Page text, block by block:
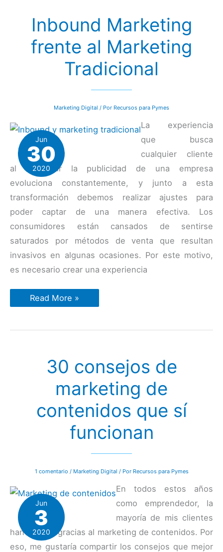
Inbound Marketing
frente al Marketing
Tradicional
Marketing Digital / Por Recursos para Pymes
Jun
30
2020
La experiencia
que busca
cualquier cliente
al consumir la publicidad de una empresa
evoluciona constantemente, y junto a esta
transformación debemos realizar ajustes para
poder captar de una manera efectiva. Los
consumidores están cansados de sentirse
saturados por métodos de venta que resultan
invasivos en algunas ocasiones. Por este motivo,
es necesario crear una experiencia
Inbound
Marketing
Marketing
Read More »
30 consejos de
marketing de
contenidos que sí
funcionan
1 comentario / Marketing Digital / Por Recursos para Pymes
Jun
3
2020
En todos estos años
como emprendedor, la
mayoría de mis clientes
han llegado gracias al marketing de contenidos. Por
eso, me gustaría compartir los consejos que mejor